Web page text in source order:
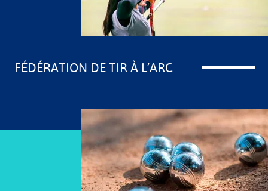
FÉDÉRATION DE TIR À L’ARC